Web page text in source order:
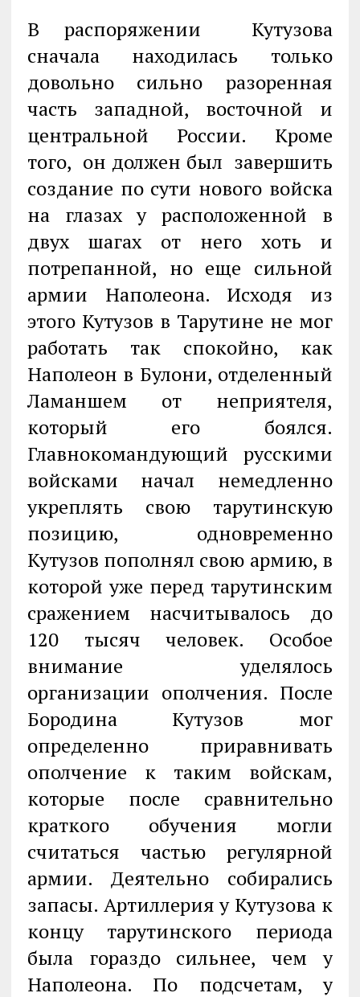
В распоряжении Кутузова
сначала находилась только
довольно сильно разоренная
часть западной, восточной и
центральной России. Кроме
того, он должен был завершить
создание по сути нового войска
на глазах у расположенной в
двух шагах от него хоть и
потрепанной, но еще сильной
армии Наполеона. Исходя из
этого Кутузов в Тарутине не мог
работать так спокойно, как
Наполеон в Булони, отделенный
Ламаншем от неприятеля,
который его боялся.
Главнокомандующий русскими
войсками начал немедленно
укреплять свою тарутинскую
позицию, одновременно
Кутузов пополнял свою армию, в
которой уже перед тарутинским
сражением насчитывалось до
120 тысяч человек. Особое
внимание уделялось
организации ополчения. После
Бородина Кутузов мог
определенно приравнивать
ополчение к таким войскам,
которые после сравнительно
краткого обучения могли
считаться частью регулярной
армии. Деятельно собирались
запасы. Артиллерия у Кутузова к
концу тарутинского периода
была гораздо сильнее, чем у
Наполеона. По подсчетам, у